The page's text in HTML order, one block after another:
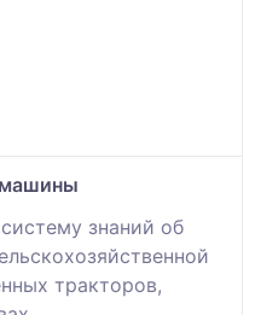
машины
знаний об
тракторов,